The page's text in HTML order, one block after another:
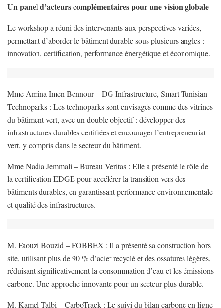
Un panel d’acteurs complémentaires pour une vision globale
Le workshop a réuni des intervenants aux perspectives variées,
permettant d’aborder le bâtiment durable sous plusieurs angles :
innovation, certification, performance énergétique et économique.
Mme Amina Imen Bennour – DG Infrastructure, Smart Tunisian
Technoparks : Les technoparks sont envisagés comme des vitrines
du bâtiment vert, avec un double objectif : développer des
infrastructures durables certifiées et encourager l’entrepreneuriat
vert, y compris dans le secteur du bâtiment.
Mme Nadia Jemmali – Bureau Veritas : Elle a présenté le rôle de
la certification EDGE pour accélérer la transition vers des
bâtiments durables, en garantissant performance environnementale
et qualité des infrastructures.
M. Faouzi Bouzid – FOBBEX : Il a présenté sa construction hors
site, utilisant plus de 90 % d’acier recyclé et des ossatures légères,
réduisant significativement la consommation d’eau et les émissions
carbone. Une approche innovante pour un secteur plus durable.
M. Kamel Talbi – CarboTrack : Le suivi du bilan carbone en ligne